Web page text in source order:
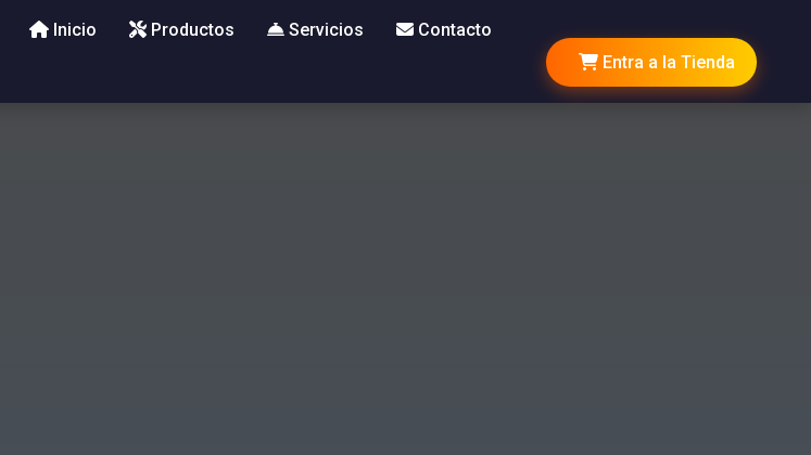
Inicio Productos Servicios
Contacto
Entra a la Tienda